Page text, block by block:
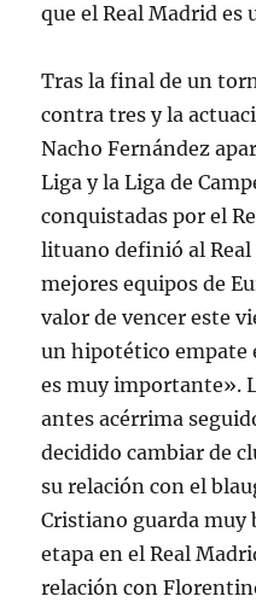
que el Real Madrid es
Tras la final de un
contra tres y la
Nacho Fernández
Liga y la Liga de
conquistadas por el
lituano definió al
mejores equipos de
valor de vencer este
un hipotético empate
es muy importante».
antes acérrima
decidido cambiar de
su relación con el
Cristiano guarda muy
etapa en el Real
relación con